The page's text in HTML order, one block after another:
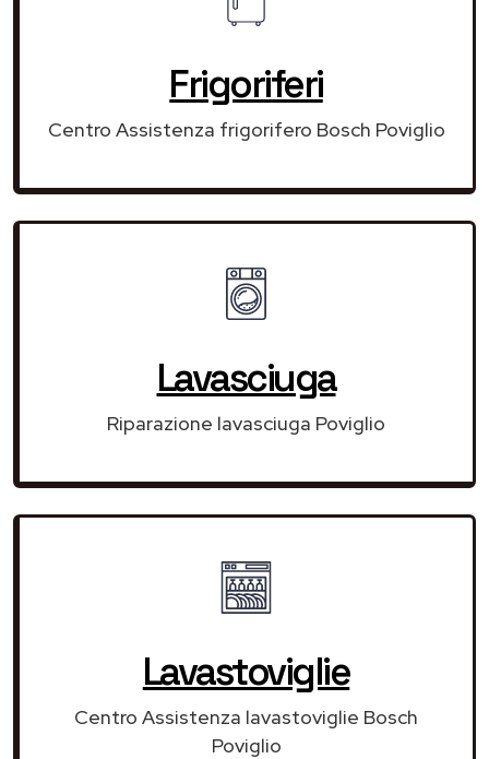
Frigoriferi
Centro Assistenza frigorifero Bosch Poviglio
Lavasciuga
Riparazione lavasciuga Poviglio
Lavastoviglie
Centro Assistenza lavastoviglie Bosch
Poviglio